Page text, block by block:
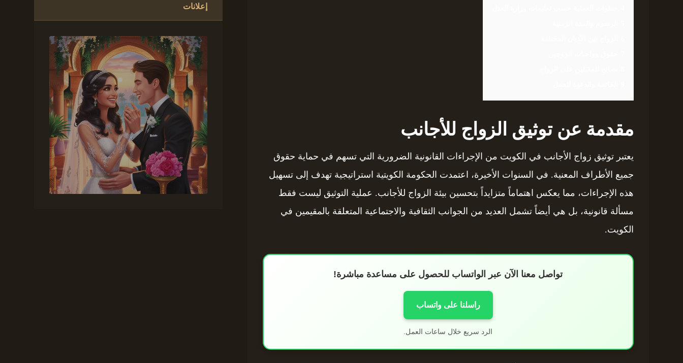
مقدمة عن توثيق الزواج للأجانب
يعتبر توثيق زواج الأجانب في الكويت من الإجراءات القانونية الضرورية التي تسهم في حماية حقوق
جميع الأطراف المعنية. في السنوات الأخيرة، اعتمدت الحكومة الكويتية استراتيجية تهدف إلى تسهيل
هذه الإجراءات، مما يعكس اهتماماً متزايداً بتحسين بيئة الزواج للأجانب. عملية التوثيق ليست فقط
مسألة قانونية، بل هي أيضاً تشمل العديد من الجوانب الثقافية والاجتماعية المتعلقة بالمقيمين في
الكويت.
تواصل معنا الآن عبر الواتساب للحصول على مساعدة مباشرة!
راسلنا على واتساب
الرد سريع خلال ساعات العمل.
إعلانات